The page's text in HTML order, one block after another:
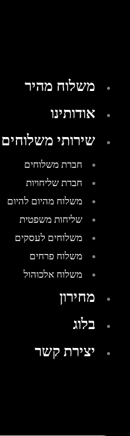
משלוח מהיר
אודותינו
שירותי משלוחים
חברת משלוחים
חברת שליחויות
משלוח מהיום להיום
שליחות משפטית
משלוחים לעסקים
משלוח פרחים
משלוח אלכוהול
מחירון
בלוג
יצירת קשר